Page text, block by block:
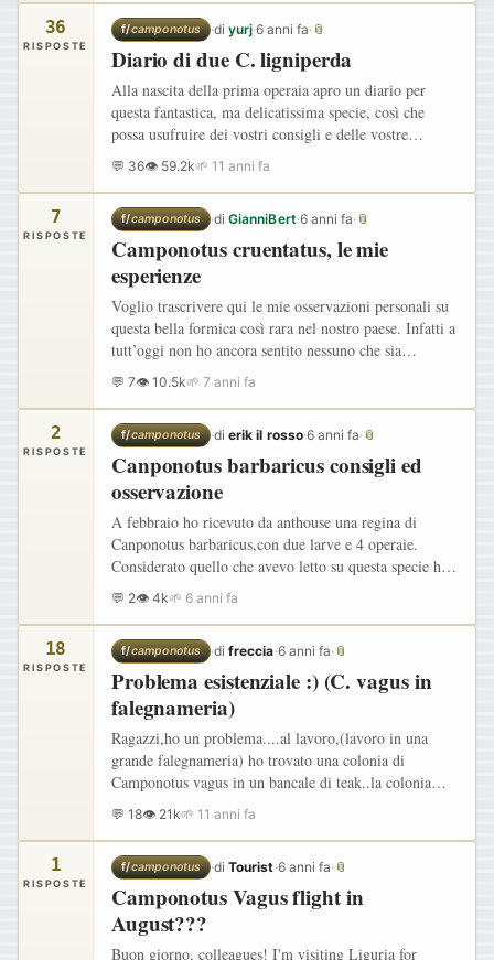
36
RISPOSTE
f/camponotus ·diyurj·6 anni fa· 📎
Diario di due C. ligniperda
Alla nascita della prima operaia apro un diario per
questa fantastica, ma delicatissima specie, così che
possa usufruire dei vostri consigli e delle vostre
esperienze per far progredire la crescita delle mie
regine.…
💬 36👁 59.2k🌱 11 anni fa
7
RISPOSTE
f/camponotus ·diGianniBert·6 anni fa·📎
Camponotus cruentatus, le mie
esperienze
Voglio trascrivere qui le mie osservazioni personali su
questa bella formica così rara nel nostro paese. Infatti a
tutt’oggi non ho ancora sentito nessuno che sia
incappato in una sciamatura di Camponotus cruentatus
in…
💬 7👁 10.5k🌱 7 anni fa
2
RISPOSTE
f/camponotus ·dierik il rosso·6 anni fa·📎
Canponotus barbaricus consigli ed
osservazione
A febbraio ho ricevuto da anthouse una regina di
Canponotus barbaricus,con due larve e 4 operaie.
Considerato quello che avevo letto su questa specie ho
aperto la provetta in arena,visto che due operaie erano
morte e in…
💬 2👁 4k🌱 6 anni fa
18
RISPOSTE
f/camponotus ·difreccia·6 anni fa·📎
Problema esistenziale :) (C. vagus in
falegnameria)
Ragazzi,ho un problema....al lavoro,(lavoro in una
grande falegnameria) ho trovato una colonia di
Camponotus vagus in un bancale di teak..la colonia
sembra abbia sui 2-3 anni,io da un mese gli do ogni
tanto da…
💬 18👁 21k🌱 11 anni fa
1
RISPOSTE
f/camponotus ·diTourist·6 anni fa·📎
Camponotus Vagus flight in
August???
Buon giorno, colleagues! I'm visiting Liguria for